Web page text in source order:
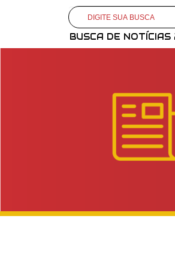
BUSCA DE NOTÍCIAS